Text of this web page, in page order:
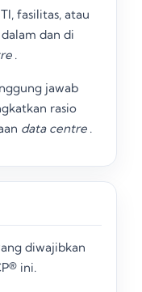
fasilitas, atau
dan di
.
jawab
rasio
data centre .
diwajibkan
ini.